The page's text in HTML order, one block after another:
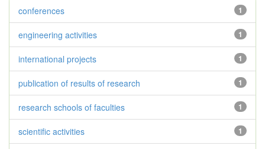
1
conferences
1
engineering activities
1
international projects
1
publication of results of research
1
research schools of faculties
1
scientific activities